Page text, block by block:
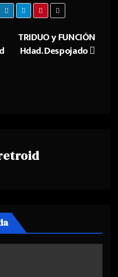
TRIDUO y FUNCIÓN
Hdad. Despojado